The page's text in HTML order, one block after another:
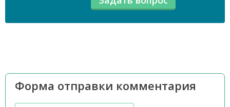
Форма отправки комментария